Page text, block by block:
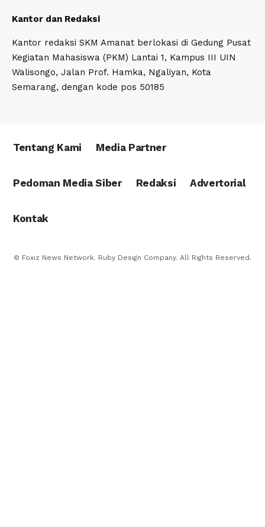
Kantor dan Redaksi
Kantor redaksi SKM Amanat berlokasi di Gedung Pusat
Kegiatan Mahasiswa (PKM) Lantai 1, Kampus III UIN
Walisongo, Jalan Prof. Hamka, Ngaliyan, Kota
Semarang, dengan kode pos 50185
Tentang Kami Media Partner
Pedoman Media Siber Redaksi Advertorial
Kontak
© Foxiz News Network. Ruby Design Company. All Rights Reserved.